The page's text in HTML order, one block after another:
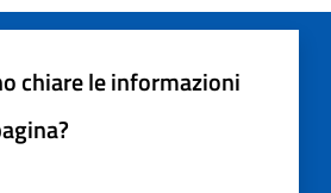
chiare le informazioni